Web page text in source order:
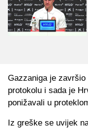
Gazzaniga je
protokolu i sada je
ponižavali u
Iz greške se uvijek